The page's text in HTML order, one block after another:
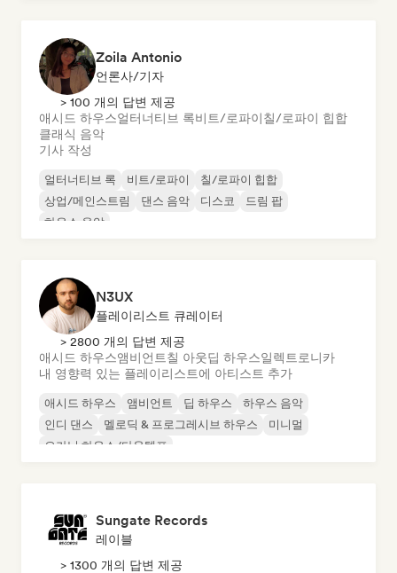
Zoila Antonio
언론사/기자
> 100 개의 답변 제공
애시드 하우스얼터너티브 록비트/로파이칠/로파이 힙합
클래식 음악
기사 작성
얼터너티브 록 비트/로파이
칠/로파이 힙합
상업/메인스트림
댄스 음악 디스코
드림 팝
하우스 음악
N3UX
플레이리스트 큐레이터
> 2800 개의 답변 제공
애시드 하우스앰비언트칠 아웃딥 하우스일렉트로니카
내 영향력 있는 플레이리스트에 아티스트 추가
애시드 하우스 앰비언트 딥 하우스
하우스 음악
인디 댄스
멜로딕 & 프로그레시브 하우스
미니멀
오가닉 하우스/다운템포
Sungate Records
레이블
> 1300 개의 답변 제공